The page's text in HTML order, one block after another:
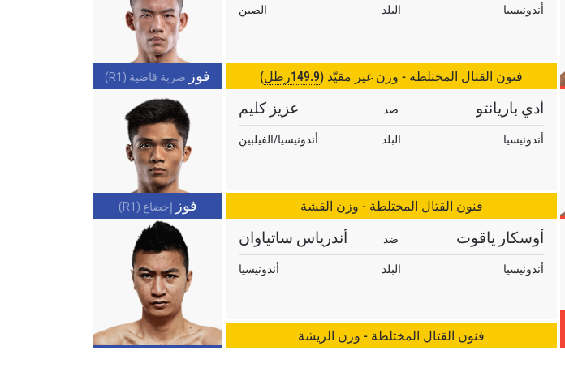
فنون القتال المختلطة - وزن غير مقيّد (149.9رطل ) فوز ضربة قاضية (R1)
أندونيسيا البلد الصين
فنون القتال المختلطة - وزن القشة فوز إخضاع (R1)
أدي باريانتو ضد عزيز كليم
أندونيسيا البلد أندونيسيا/الفيلبين
فنون القتال المختلطة - وزن الريشة
أوسكار ياقوت ضد أندرياس ساتياوان
أندونيسيا البلد أندونيسيا